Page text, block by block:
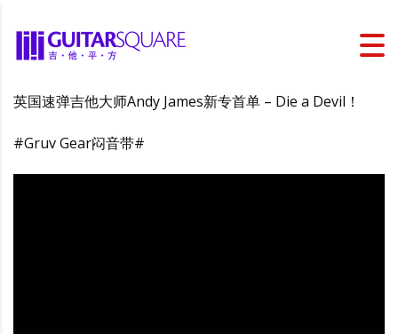
英国速弹吉他大师Andy James新专首单 – Die a Devil！
#Gruv Gear闷音带#